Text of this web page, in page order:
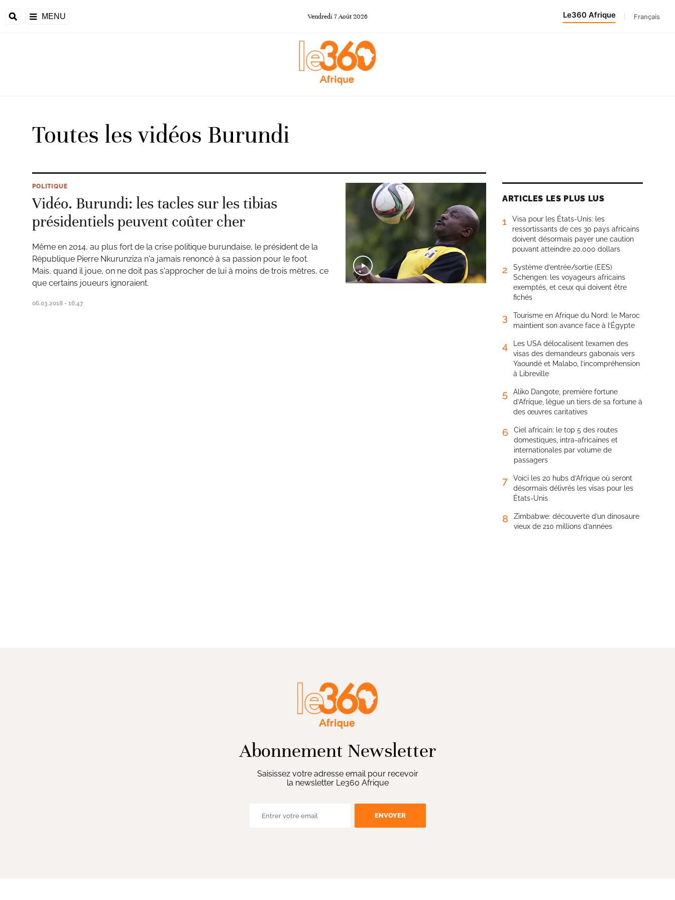
MENU Vendredi 7Août 2026 Le360 Afrique Français
du
Toutes les vidéos Burundi
POLITIQUE
Vidéo. Burundi: les tacles sur les tibias
présidentiels peuvent coûter cher
Même en 2014, au plus fort de la crise politique burundaise, le président de la
République Pierre Nkurunziza n'a jamais renoncé à sa passion pour le foot.
Mais, quand il joue, on ne doit pas s'approcher de lui à moins de trois mètres, ce
que certains joueurs ignoraient.
06.03.2018 - 16:47
ARTICLES LES PLUS LUS
1
Visa pour les États-Unis: les
ressortissants de ces 30 pays africains
doivent désormais payer une caution
pouvant atteindre 20.000 dollars
2
Système d’entrée/sortie (EES)
Schengen: les voyageurs africains
exemptés, et ceux qui doivent être
fichés
3
Tourisme en Afrique du Nord: le Maroc
maintient son avance face à l’Égypte
4
Les USA délocalisent l’examen des
visas des demandeurs gabonais vers
Yaoundé et Malabo, l’incompréhension
à Libreville
5
Aliko Dangote, première fortune
d’Afrique, lègue un tiers de sa fortune à
des œuvres caritatives
6
Ciel africain: le top 5 des routes
domestiques, intra-africaines et
internationales par volume de
passagers
7
Voici les 20 hubs d’Afrique où seront
désormais délivrés les visas pour les
États-Unis
8
Zimbabwe: découverte d’un dinosaure
vieux de 210 millions d’années
Abonnement Newsletter
Saisissez votre adresse email pour recevoir
la newsletter Le360 Afrique
ENVOYER